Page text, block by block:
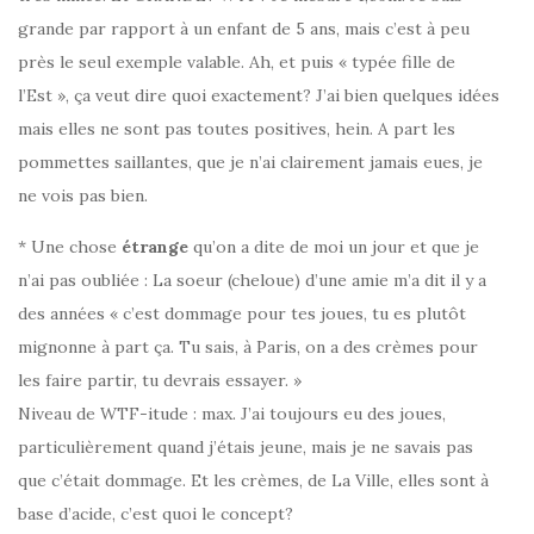
grande par rapport à un enfant de 5 ans, mais c’est à peu
près le seul exemple valable. Ah, et puis « typée fille de
l’Est », ça veut dire quoi exactement? J’ai bien quelques idées
mais elles ne sont pas toutes positives, hein. A part les
pommettes saillantes, que je n’ai clairement jamais eues, je
ne vois pas bien.
* Une chose étrange qu’on a dite de moi un jour et que je
n’ai pas oubliée : La soeur (cheloue) d’une amie m’a dit il y a
des années « c’est dommage pour tes joues, tu es plutôt
mignonne à part ça. Tu sais, à Paris, on a des crèmes pour
les faire partir, tu devrais essayer. »
Niveau de WTF-itude : max. J’ai toujours eu des joues,
particulièrement quand j’étais jeune, mais je ne savais pas
que c’était dommage. Et les crèmes, de La Ville, elles sont à
base d’acide, c’est quoi le concept?